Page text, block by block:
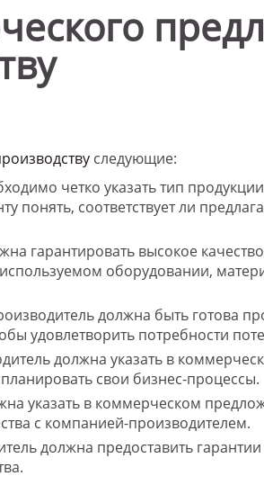
следующие:
четко указать тип
соответствует ли
гарантировать высокое
оборудовании,
должна быть готова
удовлетворить потребности
должна указать в
свои бизнес-процессы.
указать в коммерческом
с компанией-производителем.
должна предоставить гарантии